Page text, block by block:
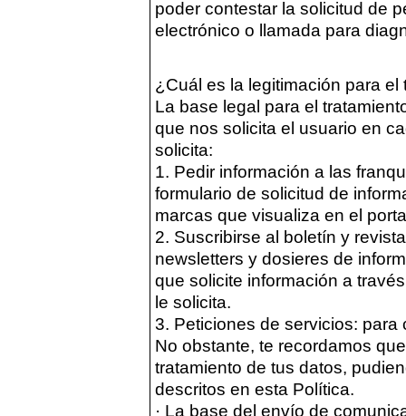
poder contestar la solicitud de
electrónico o llamada para
¿Cuál es la legitimación para
La base legal para el
que nos solicita el usuario en
solicita:
1. Pedir información a las
formulario de solicitud de
marcas que visualiza en el
2. Suscribirse al boletín y
newsletters y dosieres de
que solicite información a
le solicita.
3. Peticiones de servicios:
No obstante, te recordamos
tratamiento de tus datos,
descritos en esta Política.
· La base del envío de